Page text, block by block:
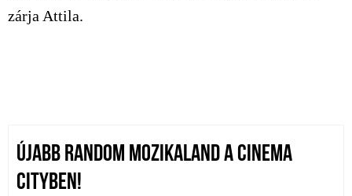
zárja Attila.
ÚJABB RANDOM MOZIKALAND A CINEMA
CITYBEN!